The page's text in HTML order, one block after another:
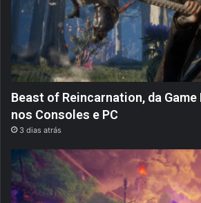
Beast of Reincarnation, da Game
nos Consoles e PC
3 dias atrás